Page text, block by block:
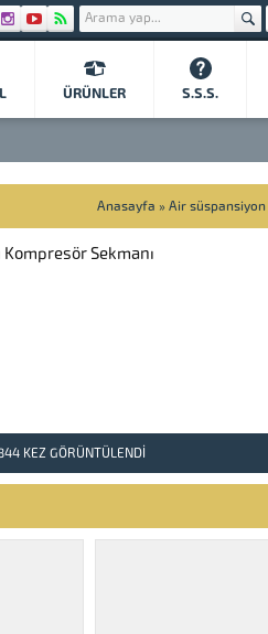
ÜRÜNLER S.S.S.
Anasayfa » Air süspansiyon
Sekmanı
KEZ GÖRÜNTÜLENDI